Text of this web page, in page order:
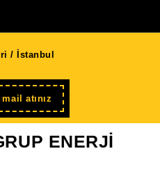
/ İstanbul
atınız Şimdi
kayıt
ENERJİ